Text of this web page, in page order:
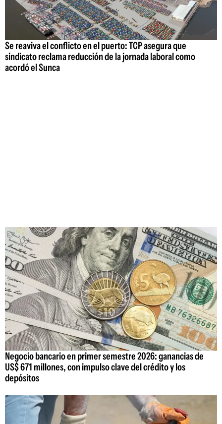
Se reaviva el conflicto en el puerto: TCP asegura que
sindicato reclama reducción de la jornada laboral como
acordó el Sunca
Negocio bancario en primer semestre 2026: ganancias de
US$ 671 millones, con impulso clave del crédito y los
depósitos